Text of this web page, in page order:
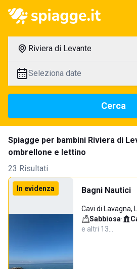
Riviera di Levante
Seleziona date
Cerca
Spiagge per bambini Riviera di
ombrellone e lettino
23 Risultati
In evidenza Bagni Nautici
Cavi di Lavagna,
Sabbiosa·
e altri 13…